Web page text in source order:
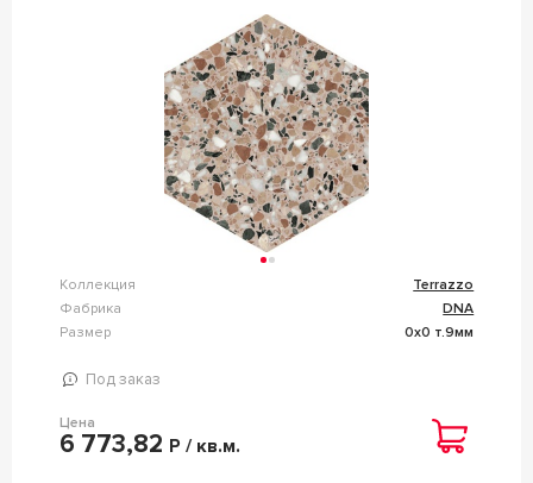
Коллекция
Terrazzo
Фабрика
DNA
Размер
0x0 т.9мм
Под заказ
Цена
6 773,82 Р / кв.м.